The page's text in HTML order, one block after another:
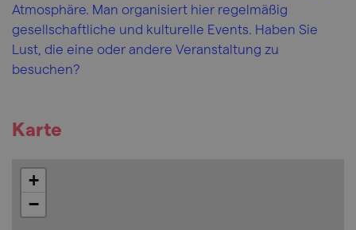
Atmosphäre. Man organisiert hier regelmäßig
gesellschaftliche und kulturelle Events. Haben Sie
Lust, die eine oder andere Veranstaltung zu
besuchen?
Karte
+
−